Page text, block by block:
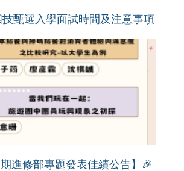
技甄選入學面試時間及注意事項
進修部專題發表佳績公告】🎉